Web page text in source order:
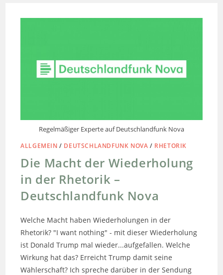
Regelmäßiger Experte auf Deutschlandfunk Nova
ALLGEMEIN / DEUTSCHLANDFUNK NOVA / RHETORIK
Die Macht der Wiederholung
in der Rhetorik –
Deutschlandfunk Nova
Welche Macht haben Wiederholungen in der
Rhetorik? "I want nothing" - mit dieser Wiederholung
ist Donald Trump mal wieder...aufgefallen. Welche
Wirkung hat das? Erreicht Trump damit seine
Wählerschaft? Ich spreche darüber in der Sendung